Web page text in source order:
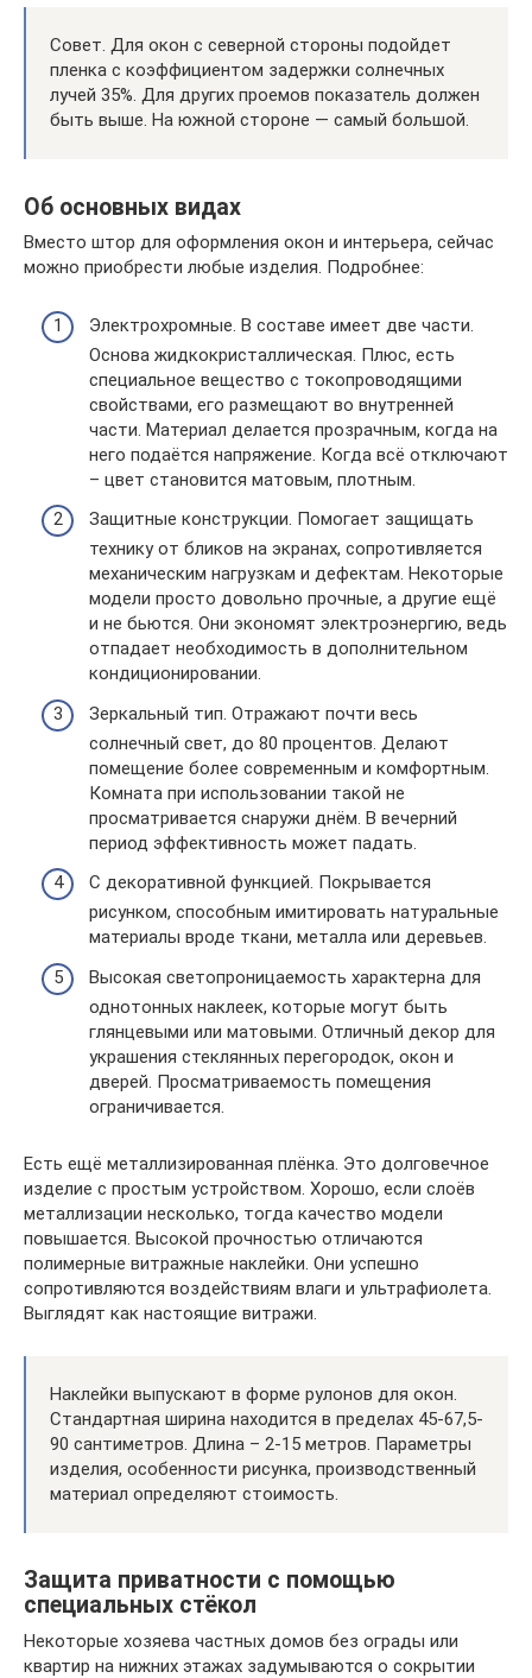
Совет. Для окон с северной стороны подойдет
пленка с коэффициентом задержки солнечных
лучей 35%. Для других проемов показатель должен
быть выше. На южной стороне — самый большой.
Об основных видах
Вместо штор для оформления окон и интерьера, сейчас
можно приобрести любые изделия. Подробнее:
Электрохромные. В составе имеет две части.
Основа жидкокристаллическая. Плюс, есть
специальное вещество с токопроводящими
свойствами, его размещают во внутренней
части. Материал делается прозрачным, когда на
него подаётся напряжение. Когда всё отключают
– цвет становится матовым, плотным.
Защитные конструкции. Помогает защищать
технику от бликов на экранах, сопротивляется
механическим нагрузкам и дефектам. Некоторые
модели просто довольно прочные, а другие ещё
и не бьются. Они экономят электроэнергию, ведь
отпадает необходимость в дополнительном
кондиционировании.
Зеркальный тип. Отражают почти весь
солнечный свет, до 80 процентов. Делают
помещение более современным и комфортным.
Комната при использовании такой не
просматривается снаружи днём. В вечерний
период эффективность может падать.
С декоративной функцией. Покрывается
рисунком, способным имитировать натуральные
материалы вроде ткани, металла или деревьев.
Высокая светопроницаемость характерна для
однотонных наклеек, которые могут быть
глянцевыми или матовыми. Отличный декор для
украшения стеклянных перегородок, окон и
дверей. Просматриваемость помещения
ограничивается.
Есть ещё металлизированная плёнка. Это долговечное
изделие с простым устройством. Хорошо, если слоёв
металлизации несколько, тогда качество модели
повышается. Высокой прочностью отличаются
полимерные витражные наклейки. Они успешно
сопротивляются воздействиям влаги и ультрафиолета.
Выглядят как настоящие витражи.
Наклейки выпускают в форме рулонов для окон.
Стандартная ширина находится в пределах 45-67,5-
90 сантиметров. Длина – 2-15 метров. Параметры
изделия, особенности рисунка, производственный
материал определяют стоимость.
Защита приватности с помощью
специальных стёкол
Некоторые хозяева частных домов без ограды или
квартир на нижних этажах задумываются о сокрытии